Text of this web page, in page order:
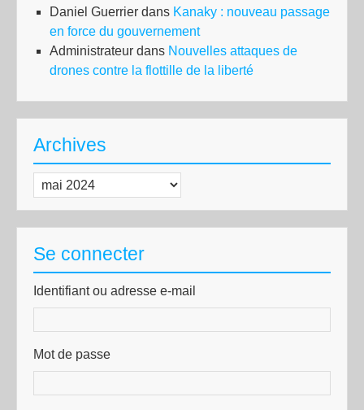
Daniel Guerrier dans Kanaky : nouveau passage
en force du gouvernement
Administrateur dans Nouvelles attaques de
drones contre la flottille de la liberté
Archives
Archives
Se connecter
Identifiant ou adresse e-mail
Mot de passe